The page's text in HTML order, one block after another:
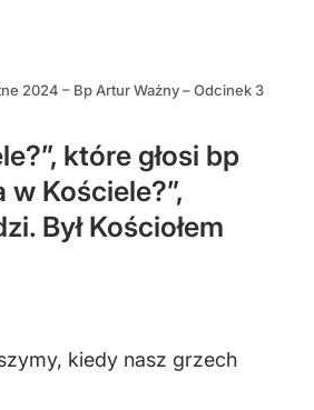
2024 – Bp Artur Ważny – Odcinek 3
które głosi bp
Kościele?”,
Był Kościołem
kiedy nasz grzech